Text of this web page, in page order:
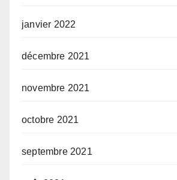
janvier 2022
décembre 2021
novembre 2021
octobre 2021
septembre 2021